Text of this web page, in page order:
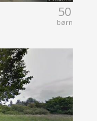
50
børn